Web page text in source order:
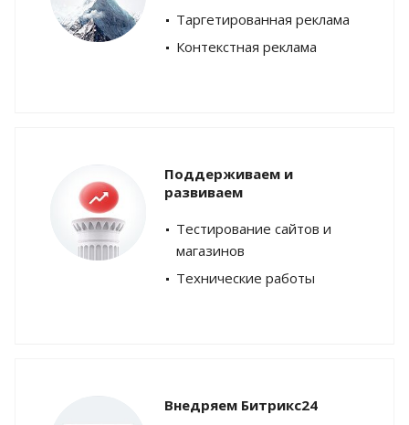
Таргетированная реклама
Контекстная реклама
Поддерживаем и
развиваем
Тестирование сайтов и
магазинов
Технические работы
Внедряем Битрикс24